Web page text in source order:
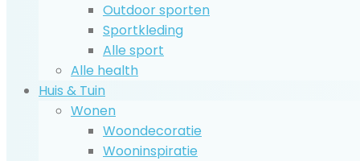
Outdoor sporten
Sportkleding
Alle sport
Alle health
Huis & Tuin
Wonen
Woondecoratie
Wooninspiratie